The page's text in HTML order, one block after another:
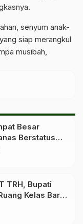
senyum anak-
siap merangkul
musibah,
Besar
Berstatus
Tingkatkan
TRH, Bupati
Kelas Baru